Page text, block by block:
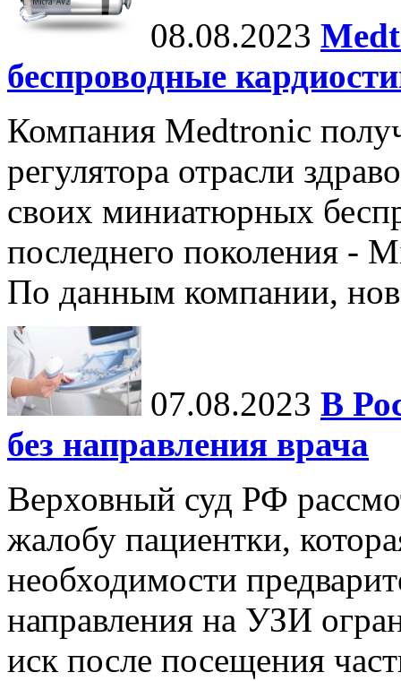
08.08.2023
беспроводные
Компания Medtronic
регулятора отрасли
своих миниатюрных
последнего поколения -
По данным компании,
07.08.2023 В
без направления врача
Верховный суд РФ
жалобу пациентки,
необходимости
направления на УЗИ
иск после посещения